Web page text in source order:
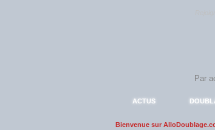
ACTUS
Bienvenue sur